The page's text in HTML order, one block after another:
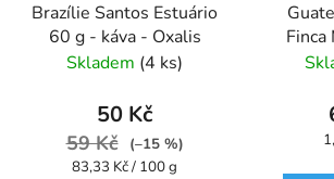
Brazílie Santos Estuário
60 g - káva - Oxalis
Skladem (4 ks)
50 Kč
59 Kč
(–15 %)
Měrná
83,33 Kč / 100 g
Finca
káva